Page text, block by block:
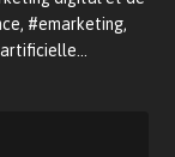
#emarketing,